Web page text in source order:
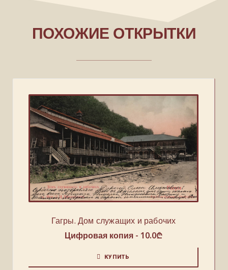
ПОХОЖИЕ ОТКРЫТКИ
Гагры. Дом служащих и рабочих
Цифровая копия - 10.0₾
КУПИТЬ